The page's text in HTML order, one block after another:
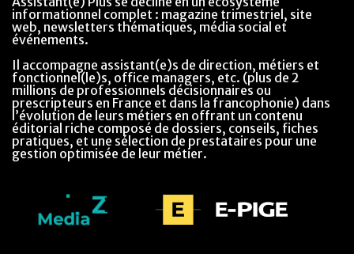
informationnel complet : magazine trimestriel, site
web, newsletters thématiques, média social et
événements.
Il accompagne assistant(e)s de direction, métiers et
fonctionnel(le)s, office managers, etc. (plus de 2
millions de professionnels décisionnaires ou
prescripteurs en France et dans la francophonie) dans
l’évolution de leurs métiers en offrant un contenu
éditorial riche composé de dossiers, conseils, fiches
pratiques, et une sélection de prestataires pour une
gestion optimisée de leur métier.